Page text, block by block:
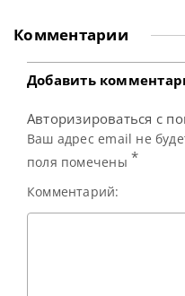
снукеру осталось 32
Первым ярким событием
Чемпиона мира Кайрена
Комментарии
Добавить
Авторизироваться с
Ваш адрес email не
поля помечены *
Комментарий: